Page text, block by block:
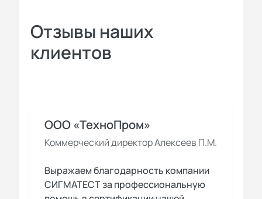
Отзывы наших
клиентов
ООО «ТехноПром»
Коммерческий директор Алексеев П.М.
Выражаем благодарность компании
СИГМАТЕСТ за профессиональную